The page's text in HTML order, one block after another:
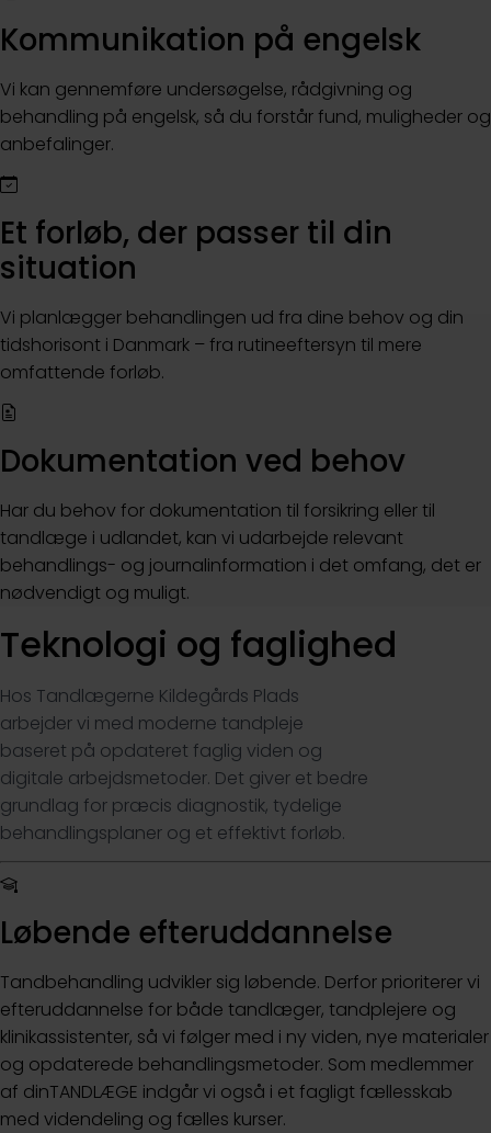
Kommunikation på engelsk
Vi kan gennemføre undersøgelse, rådgivning og
behandling på engelsk, så du forstår fund, muligheder og
anbefalinger.
Et forløb, der passer til din
situation
Vi planlægger behandlingen ud fra dine behov og din
tidshorisont i Danmark – fra rutineeftersyn til mere
omfattende forløb.
Dokumentation ved behov
Har du behov for dokumentation til forsikring eller til
tandlæge i udlandet, kan vi udarbejde relevant
behandlings- og journalinformation i det omfang, det er
nødvendigt og muligt.
Teknologi og faglighed
Hos Tandlægerne Kildegårds Plads
arbejder vi med moderne tandpleje
baseret på opdateret faglig viden og
digitale arbejdsmetoder. Det giver et bedre
grundlag for præcis diagnostik, tydelige
behandlingsplaner og et effektivt forløb.
Løbende efteruddannelse
Tandbehandling udvikler sig løbende. Derfor prioriterer vi
efteruddannelse for både tandlæger, tandplejere og
klinikassistenter, så vi følger med i ny viden, nye materialer
og opdaterede behandlingsmetoder. Som medlemmer
af dinTANDLÆGE indgår vi også i et fagligt fællesskab
med videndeling og fælles kurser.